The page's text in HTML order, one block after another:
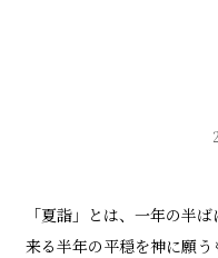
「夏詣」とは、一年の半
来る半年の平穏を神に願